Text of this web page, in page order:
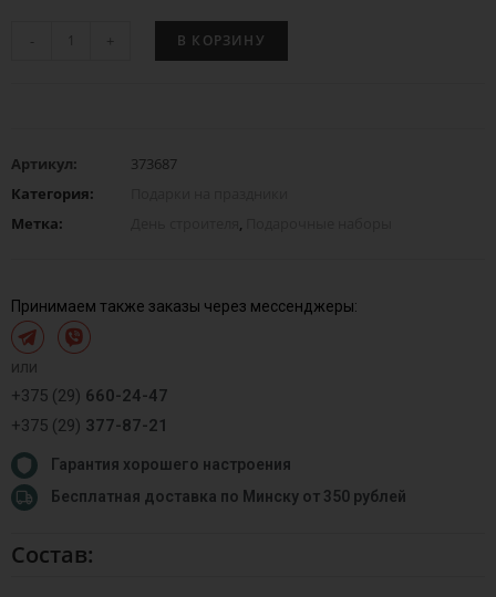
- + В КОРЗИНУ
Артикул:
373687
Категория:
Метка:
,
Принимаем также заказы через мессенджеры:
или
+375 (29) 660-24-47
+375 (29) 377-87-21
Гарантия хорошего настроения
Бесплатная доставка по Минску от 350 рублей
Состав: